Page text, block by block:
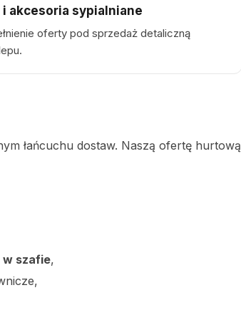
i akcesoria sypialniane
oferty pod sprzedaż detaliczną
łańcuchu dostaw. Naszą ofertę hurtową
w szafie,